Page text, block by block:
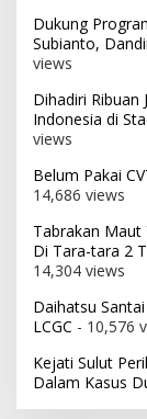
Dukung
Subianto,
views
Dihadiri Ribuan
Indonesia di
views
Belum Pakai
14,686 views
Tabrakan Maut
Di Tara-tara 2
14,304 views
Daihatsu
LCGC - 10,576
Kejati Sulut
Dalam Kasus